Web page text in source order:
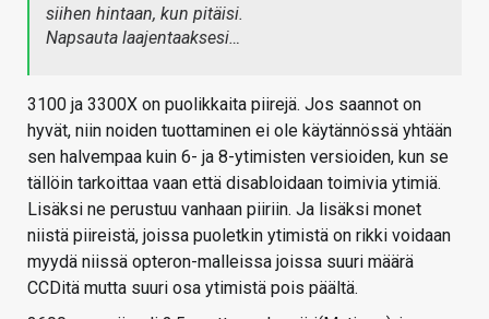
siihen hintaan, kun pitäisi.
Napsauta laajentaaksesi…
3100 ja 3300X on puolikkaita piirejä. Jos saannot on
hyvät, niin noiden tuottaminen ei ole käytännössä yhtään
sen halvempaa kuin 6- ja 8-ytimisten versioiden, kun se
tällöin tarkoittaa vaan että disabloidaan toimivia ytimiä.
Lisäksi ne perustuu vanhaan piiriin. Ja lisäksi monet
niistä piireistä, joissa puoletkin ytimistä on rikki voidaan
myydä niissä opteron-malleissa joissa suuri määrä
CCDitä mutta suuri osa ytimistä pois päältä.